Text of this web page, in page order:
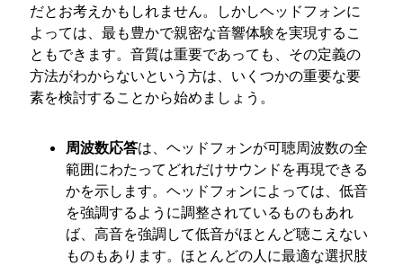
だとお考えかもしれません。しかしヘッドフォンに
よっては、最も豊かで親密な音響体験を実現するこ
ともできます。音質は重要であっても、その定義の
方法がわからないという方は、いくつかの重要な要
素を検討することから始めましょう。
周波数応答は、ヘッドフォンが可聴周波数の全
範囲にわたってどれだけサウンドを再現できる
かを示します。ヘッドフォンによっては、低音
を強調するように調整されているものもあれ
ば、高音を強調して低音がほとんど聴こえない
ものもあります。ほとんどの人に最適な選択肢